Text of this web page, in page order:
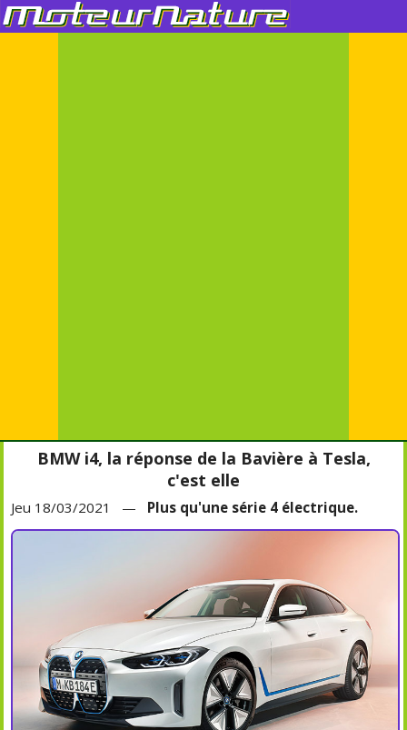
BMW i4, la réponse de la Bavière à Tesla,
c'est elle
Jeu 18/03/2021 — Plus qu'une série 4 électrique.